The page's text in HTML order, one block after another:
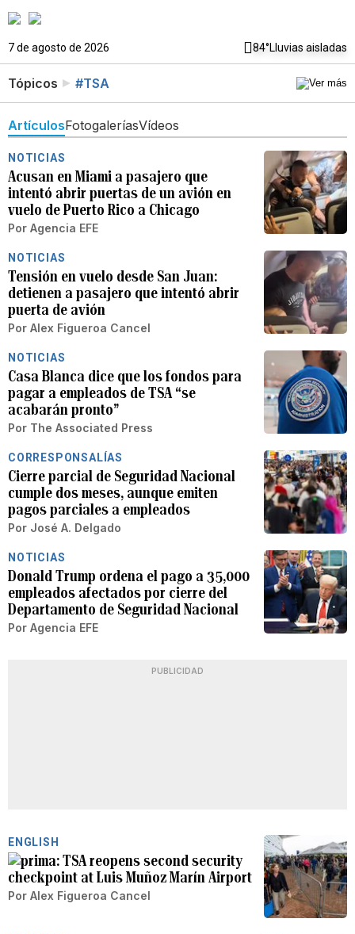
7 de agosto de 2026 84°Lluvias aisladas
Tópicos #TSA
ArtículosFotogaleríasVídeos
NOTICIAS
Acusan en Miami a pasajero que
intentó abrir puertas de un avión en
vuelo de Puerto Rico a Chicago
Por Agencia EFE
NOTICIAS
Tensión en vuelo desde San Juan:
detienen a pasajero que intentó abrir
puerta de avión
Por Alex Figueroa Cancel
NOTICIAS
Casa Blanca dice que los fondos para
pagar a empleados de TSA “se
acabarán pronto”
Por The Associated Press
CORRESPONSALÍAS
Cierre parcial de Seguridad Nacional
cumple dos meses, aunque emiten
pagos parciales a empleados
Por José A. Delgado
NOTICIAS
Donald Trump ordena el pago a 35,000
empleados afectados por cierre del
Departamento de Seguridad Nacional
Por Agencia EFE
PUBLICIDAD
ENGLISH
TSA reopens second security
checkpoint at Luis Muñoz Marín Airport
Por Alex Figueroa Cancel